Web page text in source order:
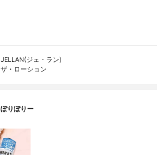
JELLAN(ジェ・ラン)
ザ・ローション
ぽりぽりー